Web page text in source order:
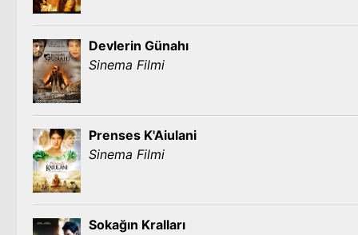
Devlerin Günahı
Sinema Filmi
Prenses K'Aiulani
Sinema Filmi
Sokağın Kralları